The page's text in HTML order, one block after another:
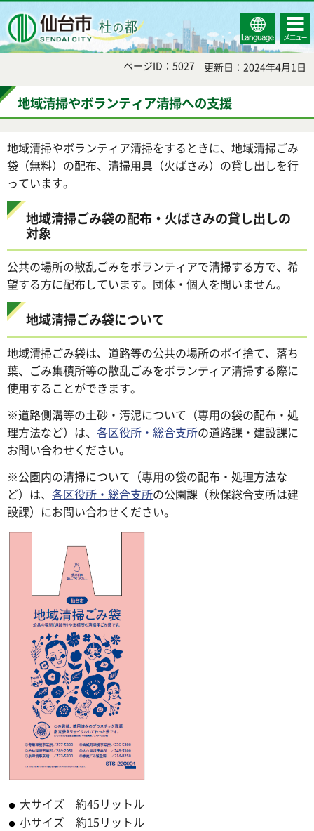
Select
Language
コンテ
ンツメ
ニュー
ページID：5027 更新日：2024年4月1日
地域清掃やボランティア清掃への支援
地域清掃やボランティア清掃をするときに、地域清掃ごみ
袋（無料）の配布、清掃用具（火ばさみ）の貸し出しを行
っています。
地域清掃ごみ袋の配布・火ばさみの貸し出しの
対象
公共の場所の散乱ごみをボランティアで清掃する方で、希
望する方に配布しています。団体・個人を問いません。
地域清掃ごみ袋について
地域清掃ごみ袋は、道路等の公共の場所のポイ捨て、落ち
葉、ごみ集積所等の散乱ごみをボランティア清掃する際に
使用することができます。
※道路側溝等の土砂・汚泥について（専用の袋の配布・処
理方法など）は、 各区役所・総合支所の道路課・建設課に
お問い合わせください。
※公園内の清掃について（専用の袋の配布・処理方法な
ど）は、 各区役所・総合支所の公園課（秋保総合支所は建
設課）にお問い合わせください。
大サイズ 約45リットル
小サイズ 約15リットル